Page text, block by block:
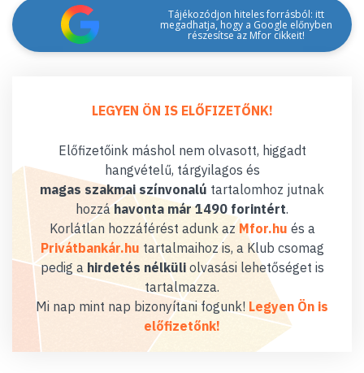
Tájékozódjon hiteles forrásból: itt
megadhatja, hogy a Google előnyben
részesítse az Mfor cikkeit!
LEGYEN ÖN IS ELŐFIZETŐNK!
Előfizetőink máshol nem olvasott, higgadt
hangvételű, tárgyilagos és
magas szakmai színvonalú tartalomhoz jutnak
hozzáhavonta már 1490 forintért.
Korlátlan hozzáférést adunk az Mfor.hu és a
Privátbankár.hu tartalmaihoz is, a Klub csomag
pedig a hirdetés nélküliolvasási lehetőséget is
tartalmazza.
Mi nap mint nap bizonyítani fogunk! Legyen Ön is
előfizetőnk!